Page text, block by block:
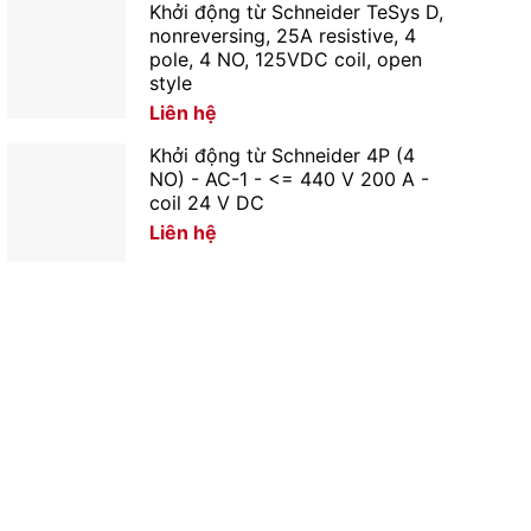
Khởi động từ Schneider TeSys D,
nonreversing, 25A resistive, 4
pole, 4 NO, 125VDC coil, open
style
Liên hệ
Khởi động từ Schneider 4P (4
NO) - AC-1 - <= 440 V 200 A -
coil 24 V DC
Liên hệ